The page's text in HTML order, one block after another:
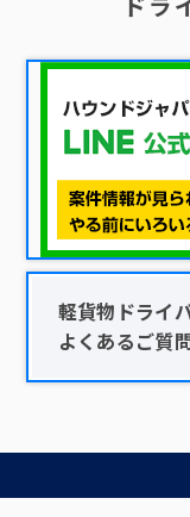
軽貨物ドライ
よくあるご質